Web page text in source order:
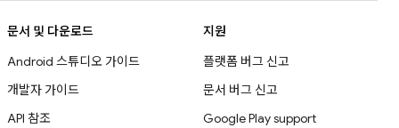
문서 및 다운로드
Android 스튜디오 가이드
개발자 가이드
API 참조
지원
플랫폼 버그 신고
문서 버그 신고
Google Play support